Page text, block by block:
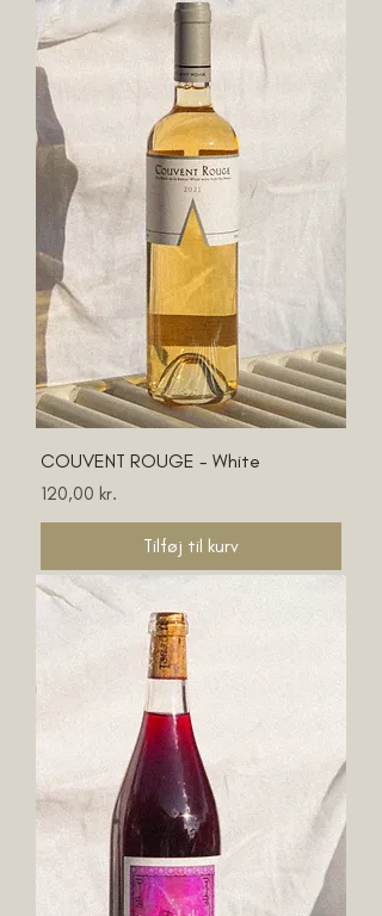
COUVENT ROUGE - White
Pris
120,00 kr.
Tilføj til kurv